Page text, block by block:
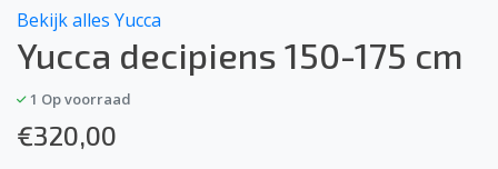
Bekijk alles Yucca
Yucca decipiens 150-175 cm
1 Op voorraad
€320,00